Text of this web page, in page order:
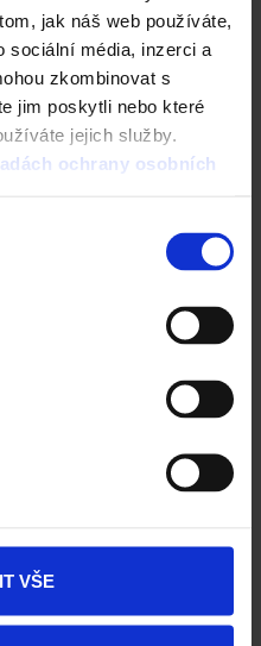
jak náš web používáte,
sociální média, inzerci a
zkombinovat s
jim poskytli nebo které
jejich služby.
ochrany osobních
VŠE